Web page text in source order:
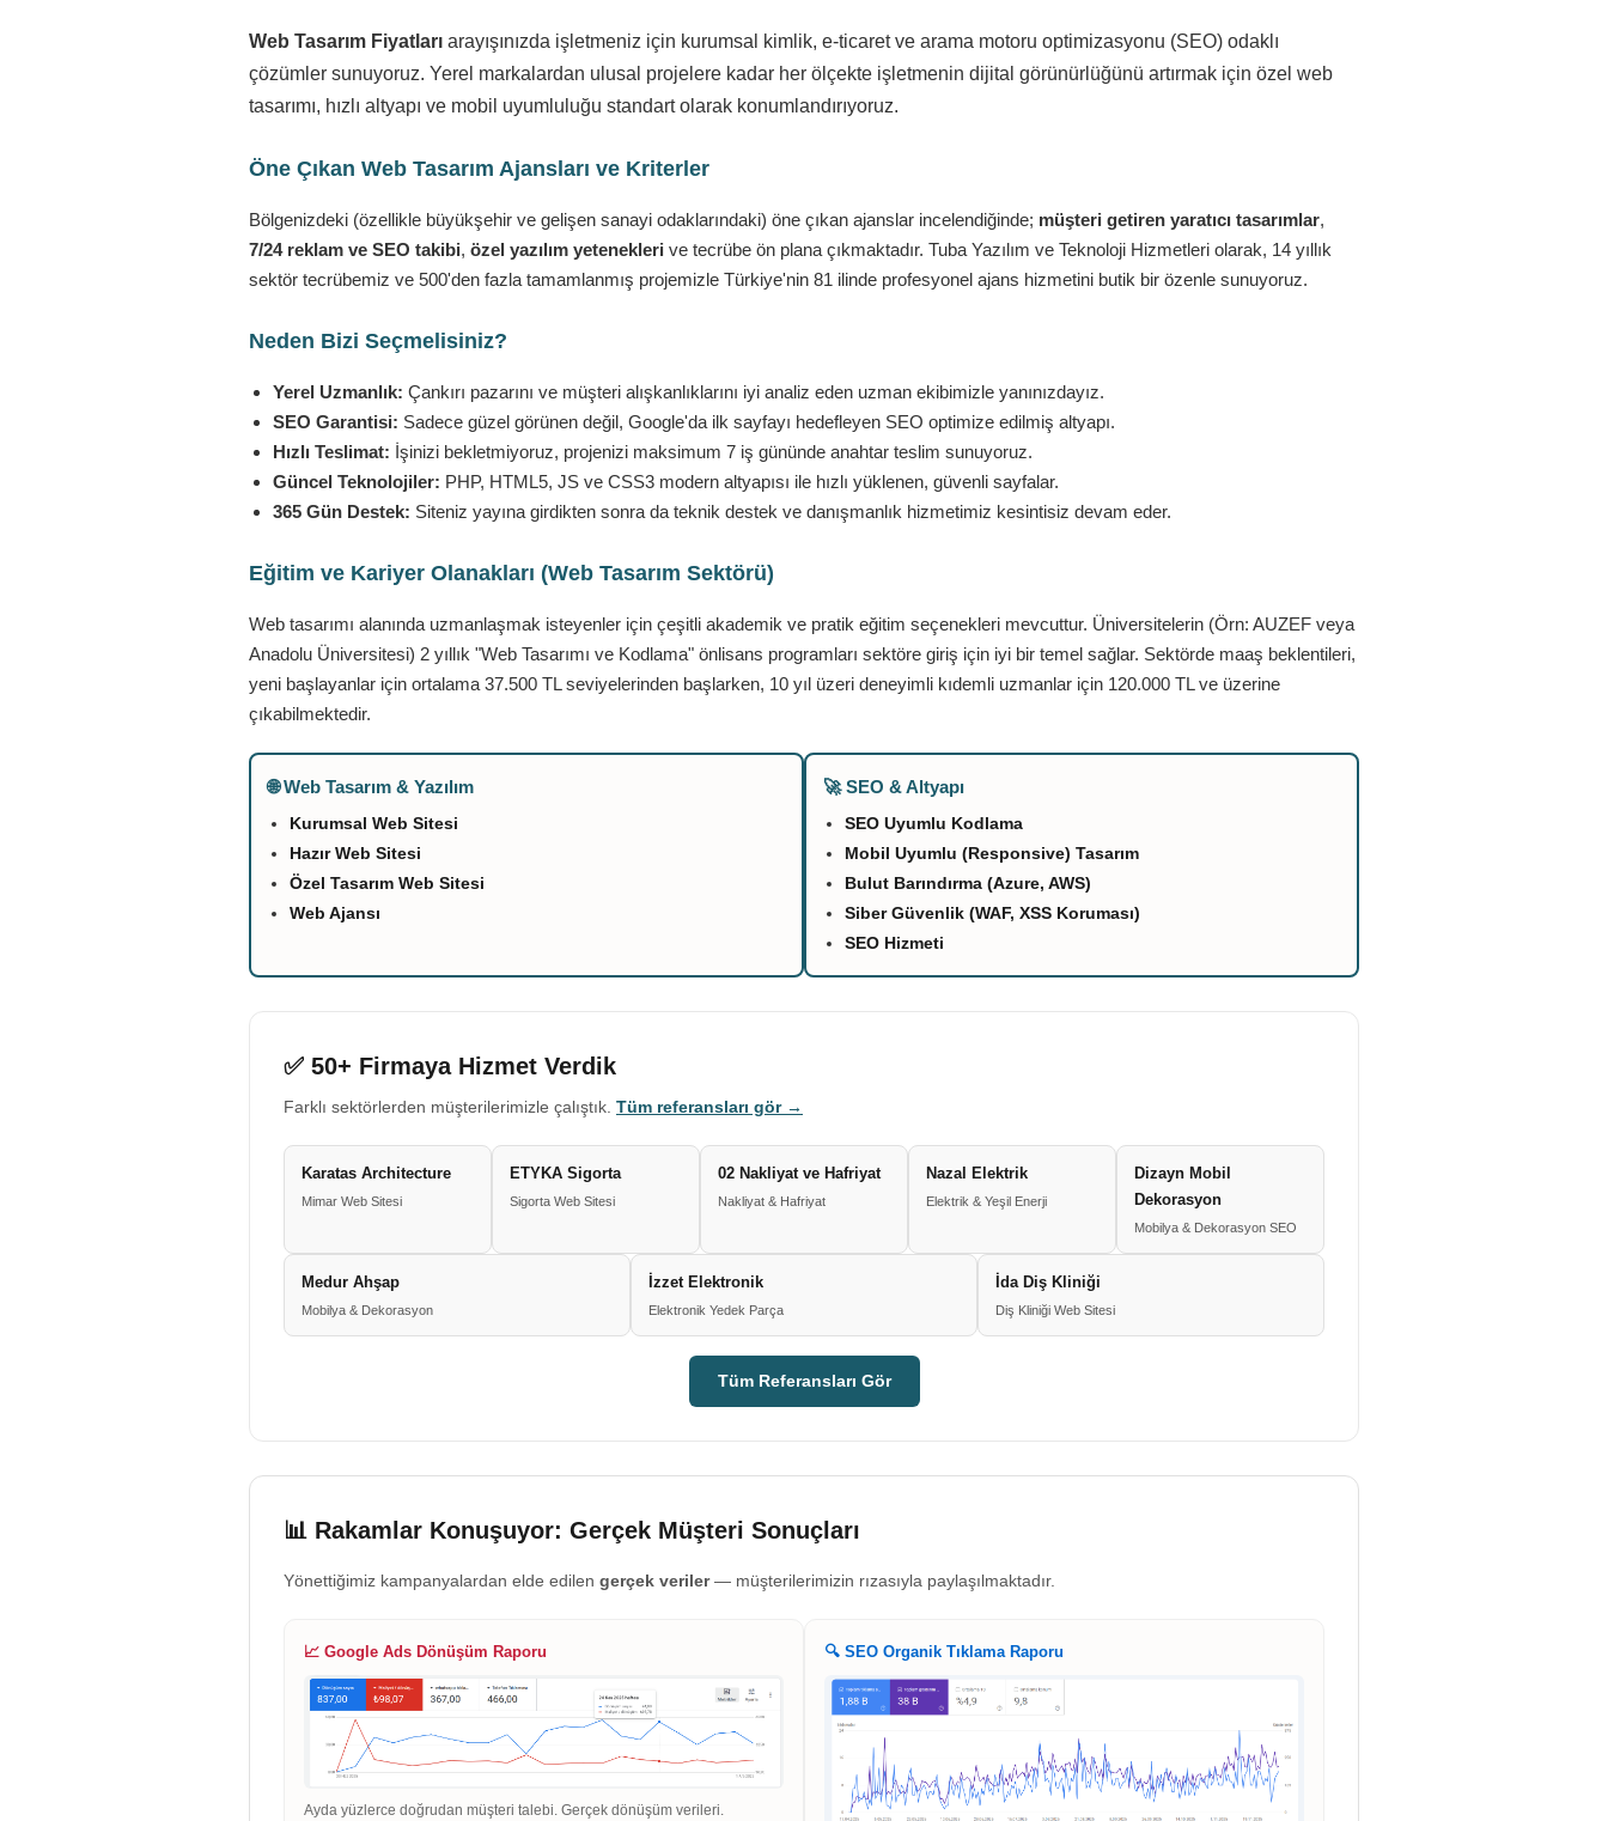
Web Tasarım Fiyatları arayışınızda işletmeniz için kurumsal kimlik, e-ticaret ve arama motoru optimizasyonu (SEO) odaklı
çözümler sunuyoruz. Yerel markalardan ulusal projelere kadar her ölçekte işletmenin dijital görünürlüğünü artırmak için özel web
tasarımı, hızlı altyapı ve mobil uyumluluğu standart olarak konumlandırıyoruz.
Öne Çıkan Web Tasarım Ajansları ve Kriterler
Bölgenizdeki (özellikle büyükşehir ve gelişen sanayi odaklarındaki) öne çıkan ajanslar incelendiğinde; müşteri getiren yaratıcı tasarımlar,
7/24 reklam ve SEO takibi, özel yazılım yetenekleri ve tecrübe ön plana çıkmaktadır. Tuba Yazılım ve Teknoloji Hizmetleri olarak, 14 yıllık
sektör tecrübemiz ve 500'den fazla tamamlanmış projemizle Türkiye'nin 81 ilinde profesyonel ajans hizmetini butik bir özenle sunuyoruz.
Neden Bizi Seçmelisiniz?
Yerel Uzmanlık: Çankırı pazarını ve müşteri alışkanlıklarını iyi analiz eden uzman ekibimizle yanınızdayız.
SEO Garantisi: Sadece güzel görünen değil, Google'da ilk sayfayı hedefleyen SEO optimize edilmiş altyapı.
Hızlı Teslimat: İşinizi bekletmiyoruz, projenizi maksimum 7 iş gününde anahtar teslim sunuyoruz.
Güncel Teknolojiler: PHP, HTML5, JS ve CSS3 modern altyapısı ile hızlı yüklenen, güvenli sayfalar.
365 Gün Destek: Siteniz yayına girdikten sonra da teknik destek ve danışmanlık hizmetimiz kesintisiz devam eder.
Eğitim ve Kariyer Olanakları (Web Tasarım Sektörü)
Web tasarımı alanında uzmanlaşmak isteyenler için çeşitli akademik ve pratik eğitim seçenekleri mevcuttur. Üniversitelerin (Örn: AUZEF veya
Anadolu Üniversitesi) 2 yıllık "Web Tasarımı ve Kodlama" önlisans programları sektöre giriş için iyi bir temel sağlar. Sektörde maaş beklentileri,
yeni başlayanlar için ortalama 37.500 TL seviyelerinden başlarken, 10 yıl üzeri deneyimli kıdemli uzmanlar için 120.000 TL ve üzerine
çıkabilmektedir.
🌐 Web Tasarım & Yazılım
Kurumsal Web Sitesi
Hazır Web Sitesi
Özel Tasarım Web Sitesi
Web Ajansı
🚀 SEO & Altyapı
SEO Uyumlu Kodlama
Mobil Uyumlu (Responsive) Tasarım
Bulut Barındırma (Azure, AWS)
Siber Güvenlik (WAF, XSS Koruması)
SEO Hizmeti
✅ 50+ Firmaya Hizmet Verdik
Farklı sektörlerden müşterilerimizle çalıştık. Tüm referansları gör →
Karatas Architecture
Mimar Web Sitesi
ETYKA Sigorta
Sigorta Web Sitesi
02 Nakliyat ve Hafriyat
Nakliyat & Hafriyat
Nazal Elektrik
Elektrik & Yeşil Enerji
Dizayn Mobil
Dekorasyon
Mobilya & Dekorasyon SEO
Medur Ahşap
Mobilya & Dekorasyon
İzzet Elektronik
Elektronik Yedek Parça
İda Diş Kliniği
Diş Kliniği Web Sitesi
Tüm Referansları Gör
📊 Rakamlar Konuşuyor: Gerçek Müşteri Sonuçları
Yönettiğimiz kampanyalardan elde edilen gerçek veriler— müşterilerimizin rızasıyla paylaşılmaktadır.
📈 Google Ads Dönüşüm Raporu
Ayda yüzlerce doğrudan müşteri talebi. Gerçek dönüşüm verileri.
🔍 SEO Organik Tıklama Raporu